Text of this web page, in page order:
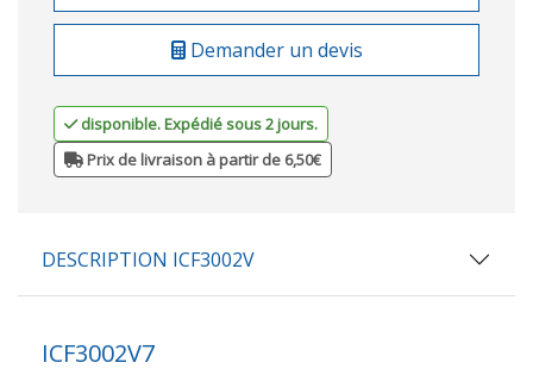
Demander un devis
disponible. Expédié sous 2 jours.
Prix de livraison à partir de 6,50€
DESCRIPTION ICF3002V
ICF3002V7